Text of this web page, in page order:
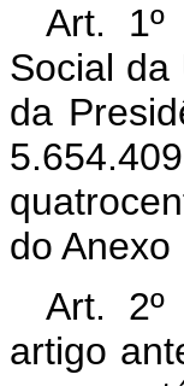
Art. 1º
Social da
da
do Anexo
Art. 2º
artigo